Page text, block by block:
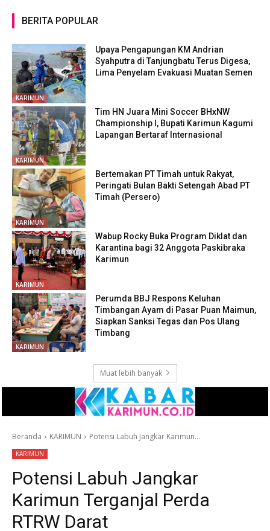
BERITA POPULAR
KARIMUN
Upaya Pengapungan KM Andrian
Syahputra di Tanjungbatu Terus Digesa,
Lima Penyelam Evakuasi Muatan Semen
KARIMUN
Tim HN Juara Mini Soccer BHxNW
Championship I, Bupati Karimun Kagumi
Lapangan Bertaraf Internasional
KARIMUN
Bertemakan PT Timah untuk Rakyat,
Peringati Bulan Bakti Setengah Abad PT
Timah (Persero)
KARIMUN
Wabup Rocky Buka Program Diklat dan
Karantina bagi 32 Anggota Paskibraka
Karimun
KARIMUN
Perumda BBJ Respons Keluhan
Timbangan Ayam di Pasar Puan Maimun,
Siapkan Sanksi Tegas dan Pos Ulang
Timbang
Muat lebih banyak